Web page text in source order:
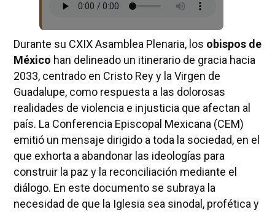
Durante su CXIX Asamblea Plenaria, los obispos de
México han delineado un itinerario de gracia hacia
2033, centrado en Cristo Rey y la Virgen de
Guadalupe, como respuesta a las dolorosas
realidades de violencia e injusticia que afectan al
país. La Conferencia Episcopal Mexicana (CEM)
emitió un mensaje dirigido a toda la sociedad, en el
que exhorta a abandonar las ideologías para
construir la paz y la reconciliación mediante el
diálogo. En este documento se subraya la
necesidad de que la Iglesia sea sinodal, profética y